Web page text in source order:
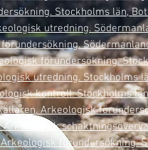
Stockholms län,
utredning.
förundersökning.
utredning. Stockholms
kontroll. Stockholms
Arkeologisk
Arkeologisk
förundersökning.